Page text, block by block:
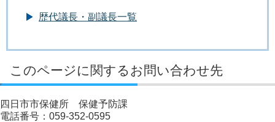
歴代議長・副議長一覧
このページに関するお問い合わせ先
四日市市保健所 保健予防課
電話番号：059-352-0595